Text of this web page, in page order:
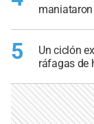
5
Un ciclón
ráfagas de